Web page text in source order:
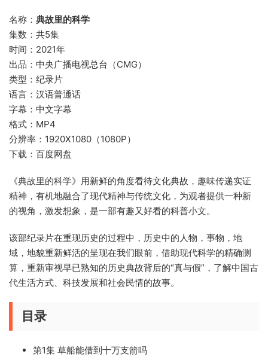
名称： 典故里的科学
集数：共5集
时间：2021年
出品：中央广播电视总台（CMG）
类型：纪录片
语言：汉语普通话
字幕：中文字幕
格式：MP4
分辨率：1920X1080（1080P）
下载：百度网盘
《典故里的科学》用新鲜的角度看待文化典故，趣味传递实证
精神，有机地融合了现代精神与传统文化，为观者提供一种新
的视角，激发想象，是一部有趣又好看的科普小文。
该部纪录片在重现历史的过程中，历史中的人物，事物，地
域，地貌重新鲜活的呈现在我们眼前，借助现代科学的精确测
算，重新审视早已熟知的历史典故背后的“真与假”，了解中国古
代生活方式、科技发展和社会民情的故事。
目录
第1集 草船能借到十万支箭吗